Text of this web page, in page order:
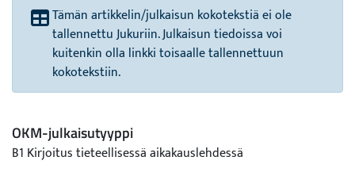
Tämän artikkelin/julkaisun kokotekstiä ei ole
tallennettu Jukuriin. Julkaisun tiedoissa voi
kuitenkin olla linkki toisaalle tallennettuun
kokotekstiin.
OKM-julkaisutyyppi
B1 Kirjoitus tieteellisessä aikakauslehdessä